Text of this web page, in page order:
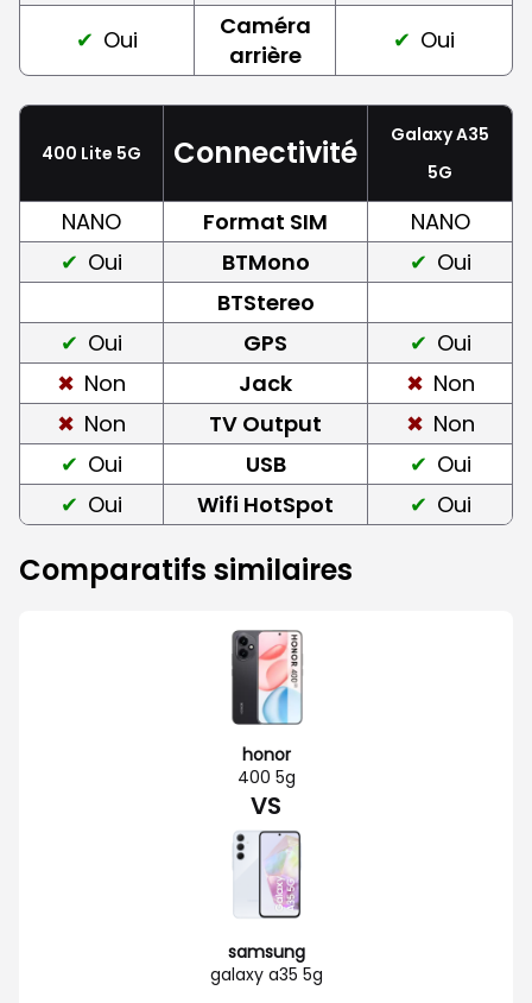
Oui
Caméra
arrière
Oui
400 Lite 5G Connectivité
Galaxy A35
5G
NANO Format SIM
NANO
Oui
BTMono
Oui
BTStereo
Oui
GPS
Oui
Non
Jack
Non
Non
TV Output
Non
Oui
USB
Oui
Oui
Wifi HotSpot Oui
Comparatifs similaires
honor
400 5g
VS
samsung
galaxy a35 5g